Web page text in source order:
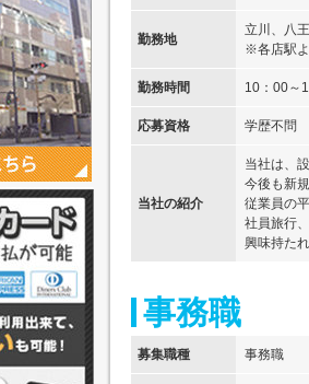
勤務地
立川、八
※各店駅
勤務時間 10：00～
応募資格 学歴不問
当社の紹介
当社は、
今後も新
従業員の
社員旅行
興味持た
事務職
募集職種 事務職